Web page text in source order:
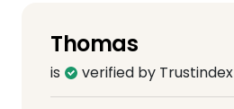
Thomas
is verified by Trustindex